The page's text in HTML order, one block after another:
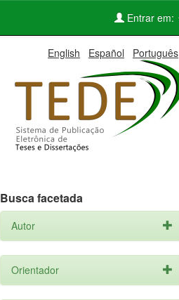
Entrar em:
English Español Português
Busca facetada
Autor
Orientador